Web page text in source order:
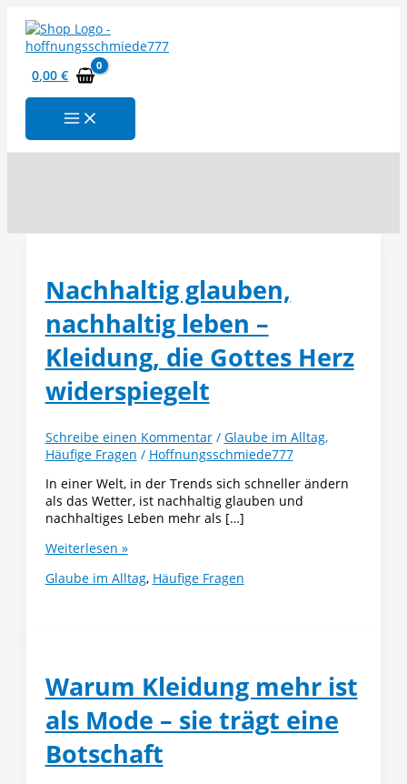
Inhalt
springen
0,00€
Nachhaltig glauben,
nachhaltig leben –
Kleidung, die Gottes Herz
widerspiegelt
Schreibe einen Kommentar / Glaube im Alltag,
Häufige Fragen / Hoffnungsschmiede777
In einer Welt, in der Trends sich schneller ändern
als das Wetter, ist nachhaltig glauben und
nachhaltiges Leben mehr als […]
Nachhaltig
nachhaltig
Herz
widerspiegelt
Weiterlesen »
Glaube im Alltag, Häufige Fragen
Warum Kleidung mehr ist
als Mode – sie trägt eine
Botschaft